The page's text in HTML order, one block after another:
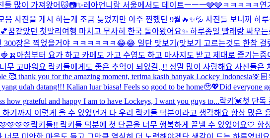
들 많이 가져왔어😽📷✨레아언니랑 서울에서도 데이트ㅡㅡㅡ🩶🩶ㅋㅋㅋㅋㅋ 연
음 사진을 게시 하는게 조금 늦었지만 아주 찐했던 9월🔥✨💦 사진들 보니까
꿈같았던 첫발리여행 마치고 무사히 한국 돌아왔어요✨ 하루종일 빨래랑 싸우
300장은 찍었을거야 ㅋㅋㅋㅋㅋㅋ😂😂 일단 맛보기(맛보기 고르는것도 한참 걸
아침부터 요가 하고 카페도 가고 수영도 하고 마사지도 받고 제대로 즐기는중
무 고마워요 락키들에게도 좋은 추억이 되었길,,!! 정말 많이 사랑해요 사진들은
🥰 thank you for the amazing moment, terima kasih banyak Lockey
udah datang!!! Kalian luar biasa! Feels so good to be home🥹💖Did everyone
how grateful and happy I am to have Lockeys, I want you guys to...락키💓첫 단독
기까지 이렇게 올 수 있었던거 다 우리 락키들 덕분이라고 생각해요 항상 많은
락키들!! 락키들 덕분에 첫 단콘을 너무 행복하게 끝낼 수 있었어요🤍 항